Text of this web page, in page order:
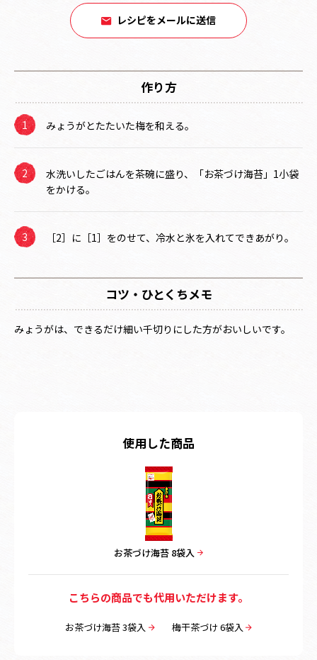
レシピをメールに送信
作り方
みょうがとたたいた梅を和える。
水洗いしたごはんを茶碗に盛り、「お茶づけ海苔」1小袋
をかける。
［2］に［1］をのせて、冷水と氷を入れてできあがり。
コツ・ひとくちメモ
みょうがは、できるだけ細い千切りにした方がおいしいです。
使用した商品
お茶づけ海苔 8袋入
こちらの商品でも代用いただけます。
お茶づけ海苔 3袋入 梅干茶づけ 6袋入